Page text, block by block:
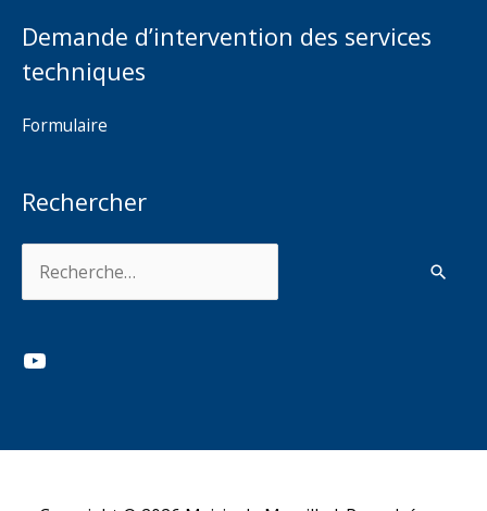
Demande d’intervention des services
techniques
Formulaire
Rechercher
YouTube